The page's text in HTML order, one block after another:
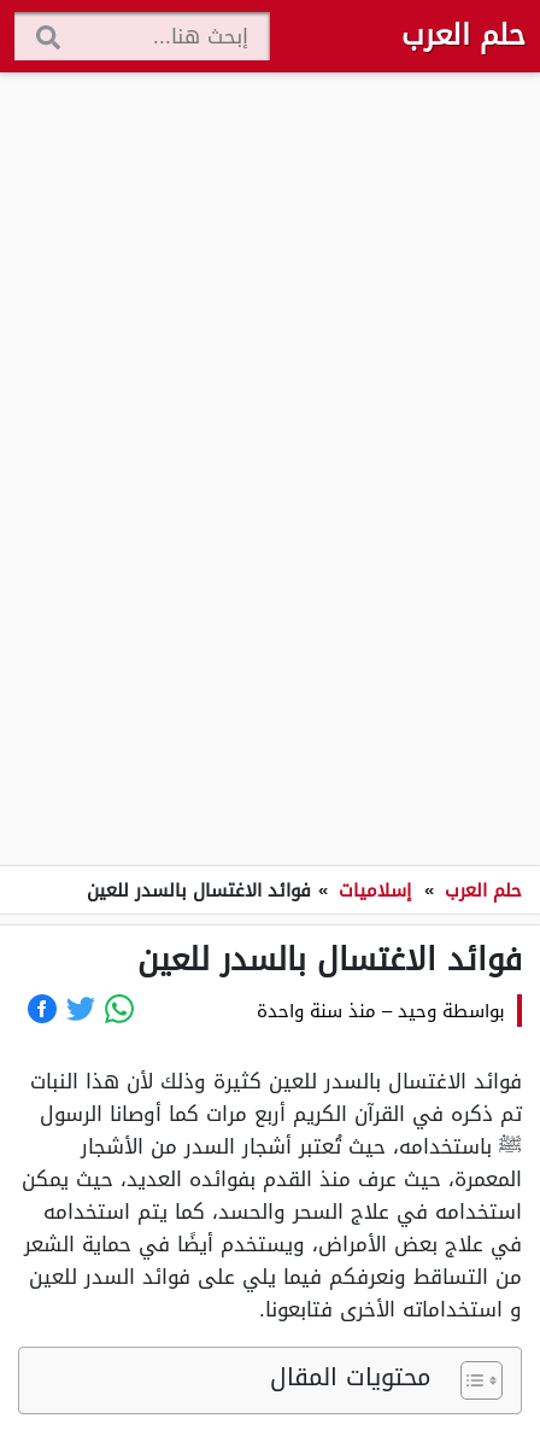
حلم العرب
حلم العرب » إسلاميات » فوائد الاغتسال بالسدر للعين
فوائد الاغتسال بالسدر للعين
بواسطة وحيد– منذ سنة واحدة
فوائد الاغتسال بالسدر للعين كثيرة وذلك لأن هذا النبات
تم ذكره في القرآن الكريم أربع مرات كما أوصانا الرسول
ﷺ باستخدامه، حيث تُعتبر أشجار السدر من الأشجار
المعمرة، حيث عرف منذ القدم بفوائده العديد، حيث يمكن
استخدامه في علاج السحر والحسد، كما يتم استخدامه
في علاج بعض الأمراض، ويستخدم أيضًا في حماية الشعر
من التساقط ونعرفكم فيما يلي على فوائد السدر للعين
و استخداماته الأخرى فتابعونا.
محتويات المقال